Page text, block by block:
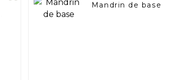
Mandrin de base